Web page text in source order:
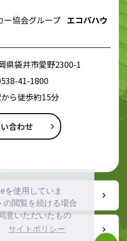
を使用していま
の閲覧を続ける場合
意いただいたもの
サイトポリシー
ー協会グループ エコパハウ
県袋井市愛野2300-1
41-1800
ら徒歩約15分
合わせ